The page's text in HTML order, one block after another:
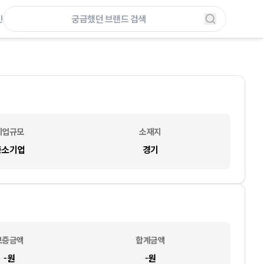
규모 소재지
기업 경기
금액 합계금액
-원 -원